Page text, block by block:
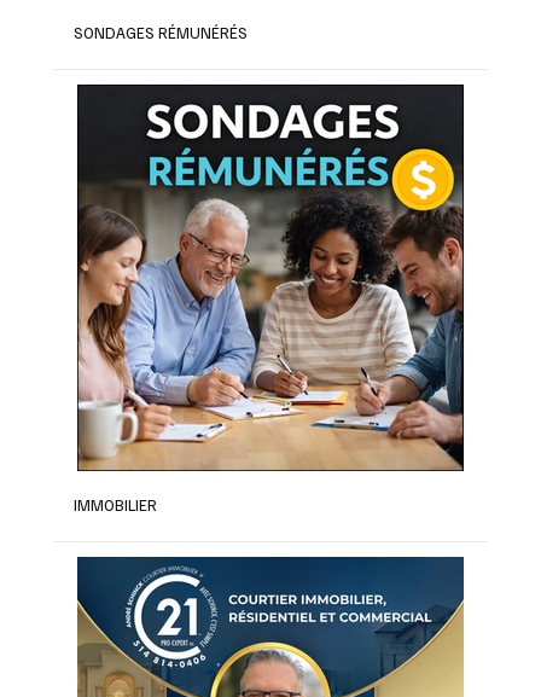
SONDAGES RÉMUNÉRÉS
IMMOBILIER